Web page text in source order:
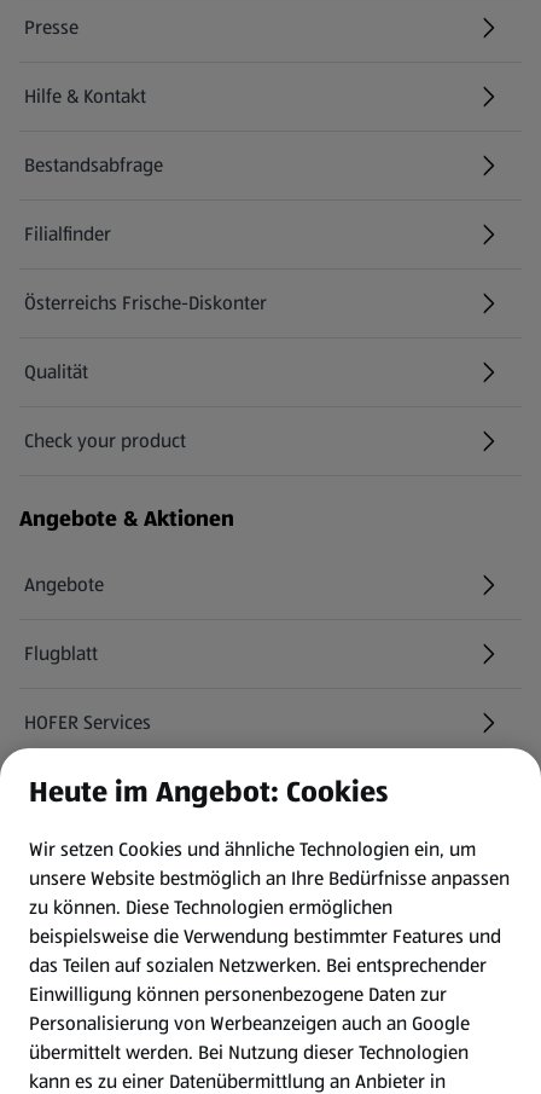
Presse
Hilfe & Kontakt
(öffnet in einem neuen Tab)
Bestandsabfrage
(öffnet in einem neuen Tab)
Filialfinder
Österreichs Frische-Diskonter
Qualität
Check your product
(öffnet in einem neuen Tab)
Angebote & Aktionen
Angebote
Flugblatt
HOFER Services
Newsletter
WhatsApp
Gewinnspiele
Mein HOFER. Meine Einkäufe.
Meine Meinung. Mein HOFER.
Heute im Angebot: Cookies
Wir setzen Cookies und ähnliche Technologien ein, um
unsere Website bestmöglich an Ihre Bedürfnisse anpassen
zu können. Diese Technologien ermöglichen
beispielsweise die Verwendung bestimmter Features und
das Teilen auf sozialen Netzwerken. Bei entsprechender
Einwilligung können personenbezogene Daten zur
Personalisierung von Werbeanzeigen auch an Google
übermittelt werden. Bei Nutzung dieser Technologien
kann es zu einer Datenübermittlung an Anbieter in